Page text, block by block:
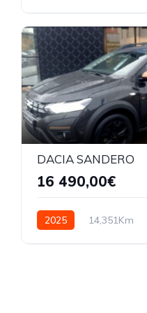
DACIA SANDERO
16 490,00€
2025 14,351Km